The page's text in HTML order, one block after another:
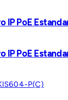
PoE
PoE
P(C)